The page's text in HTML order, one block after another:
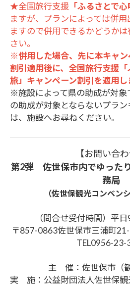
★全国旅行支援 「ふるさとで心
ますが、プランによっては併
ますので併用できるかどうか
さい。
※併用した場合、先に本キャン
割引適用後に、全国旅行支援
旅」キャンペーン割引を適用し
※施設によって県の助成が対象
の助成が対象とならないプラン
は、施設へお尋ねください。
【お問い合わ
第2弾 佐世保市内でゆった
務局
（佐世保観光コンベン
（問合せ受付時間） 平
〒857-0863佐世保市三浦町21-
TEL0956-23-
主 催：佐世保市（観
実 施：公益財団法人佐世保観